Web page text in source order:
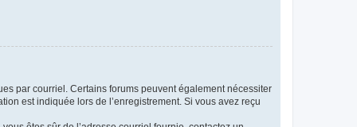
par courriel. Certains forums peuvent également nécessiter
est indiquée lors de l’enregistrement. Si vous avez reçu